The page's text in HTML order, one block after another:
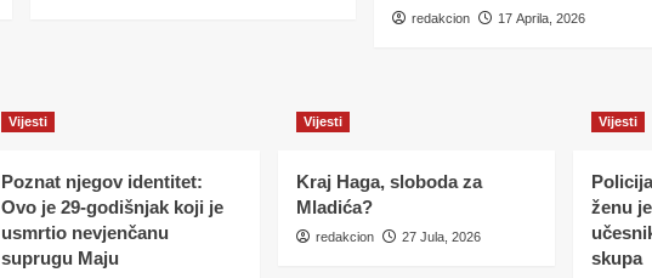
redakcion 17 Aprila, 2026
Vijesti
Poznat njegov identitet:
Ovo je 29-godišnjak koji je
usmrtio nevjenčanu
suprugu Maju
Vijesti
Kraj Haga, sloboda za
Mladića?
redakcion 27 Jula, 2026
Vijesti
ženu
skupa